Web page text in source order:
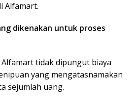
Alfamart.
dikenakan untuk proses
tidak dipungut biaya
yang mengatasnamakan
sejumlah uang.